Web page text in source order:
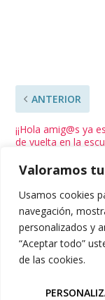
Valoramos
Usamos cookies
navegación,
personalizados y
“Aceptar todo”
de las cookies.
ANTERIOR
¡¡Hola amig@s ya
de vuelta en la